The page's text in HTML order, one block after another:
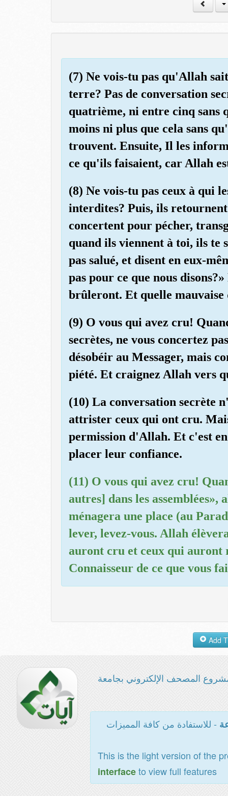
(7) Ne vois-tu pas qu'Allah
terre? Pas de conversation
quatrième, ni entre cinq
moins ni plus que cela sans
trouvent. Ensuite, Il les
ce qu'ils faisaient, car Allah
(8) Ne vois-tu pas ceux à qui
interdites? Puis, ils
concertent pour pécher,
quand ils viennent à toi, ils te
pas salué, et disent en eux-
pas pour ce que nous
brûleront. Et quelle mauvaise
(9) O vous qui avez cru!
secrètes, ne vous concertez
désobéir au Messager, mais
piété. Et craignez Allah vers
(10) La conversation secrète
attrister ceux qui ont cru.
permission d'Allah. Et c'est
placer leur confiance.
(11) O vous qui avez cru!
autres] dans les
ménagera une place (au
lever, levez-vous. Allah
auront cru et ceux qui auront
Connaisseur de ce que vous
المصحف الإلكتروني بجامعة
- للاستفادة من كافة المميزات
This is the light version of the
interfaceto view full features